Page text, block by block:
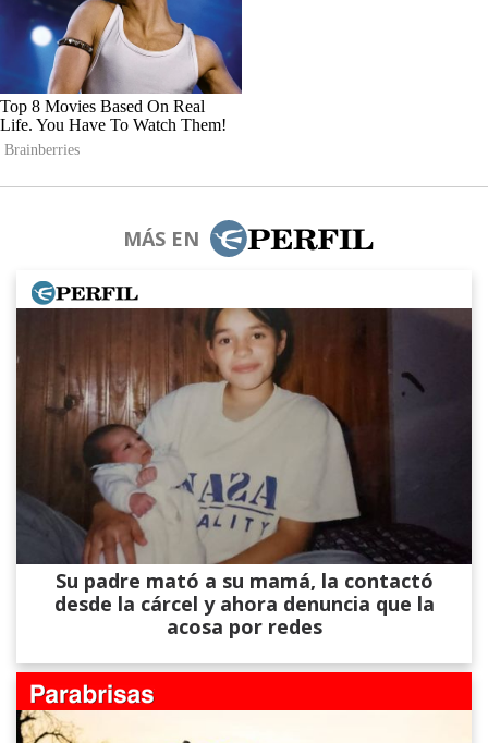
MÁS EN
Su padre mató a su mamá, la contactó
desde la cárcel y ahora denuncia que la
acosa por redes